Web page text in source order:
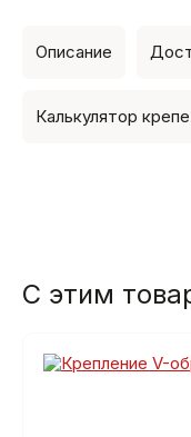
Описание
Калькулятор
С этим